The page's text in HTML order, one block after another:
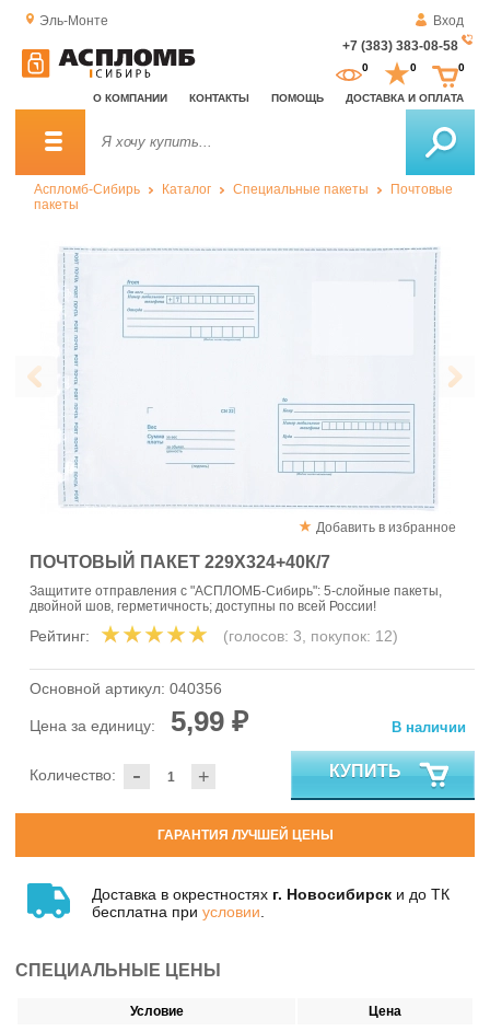
Эль-Монте
Вход
+7 (383) 383-08-58
О КОМПАНИИ КОНТАКТЫ ПОМОЩЬ ДОСТАВКА И ОПЛАТА
0 0 0
Аспломб-Сибирь Каталог Специальные пакеты
Почтовые
пакеты
Добавить в избранное
ПОЧТОВЫЙ ПАКЕТ 229Х324+40К/7
Защитите отправления с "АСПЛОМБ-Сибирь": 5-слойные пакеты,
двойной шов, герметичность; доступны по всей России!
Рейтинг: (голосов: 3, покупок: 12)
Основной артикул: 040356
Цена за единицу: 5,99 ₽
- +
Количество:
В наличии
КУПИТЬ
ГАРАНТИЯ ЛУЧШЕЙ ЦЕНЫ
Доставка в окрестностях г. Новосибирск и до ТК
бесплатна при условии
СПЕЦИАЛЬНЫЕ ЦЕНЫ
Условие
Цена